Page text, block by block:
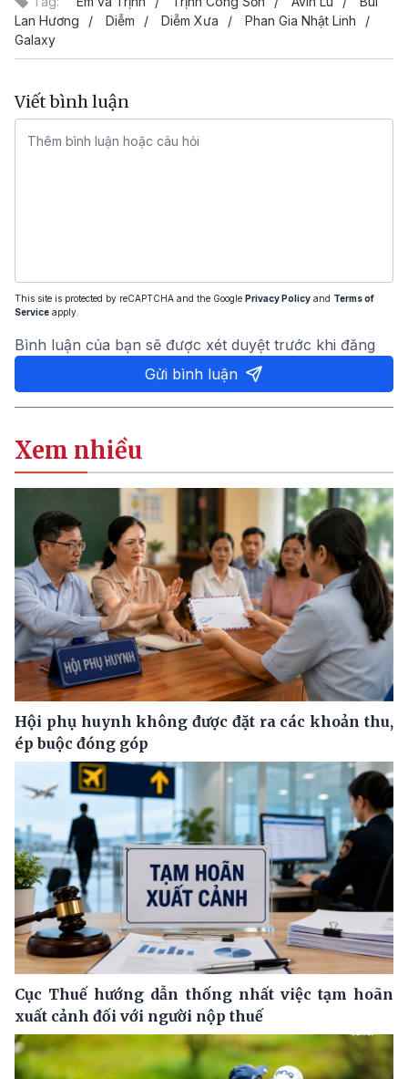
Lan Hương
Diễm Diễm Xưa
Phan Gia Nhật Linh
Galaxy
Viết bình luận
This site is protected by reCAPTCHA and the Google Privacy Policy and Terms of
Service apply.
Bình luận của bạn sẽ được xét duyệt trước khi đăng
Gửi bình luận
Xem nhiều
Hội phụ huynh không được đặt ra các khoản thu,
ép buộc đóng góp
Cục Thuế hướng dẫn thống nhất việc tạm hoãn
xuất cảnh đối với người nộp thuế